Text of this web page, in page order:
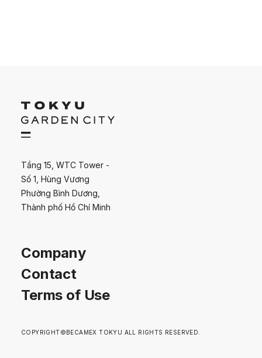
Tầng 15, WTC Tower -
Số 1, Hùng Vương
Phường Bình Dương,
Thành phố Hồ Chí Minh
Company
Contact
Terms of Use
COPYRIGHT©BECAMEX TOKYU ALL RIGHTS RESERVED.